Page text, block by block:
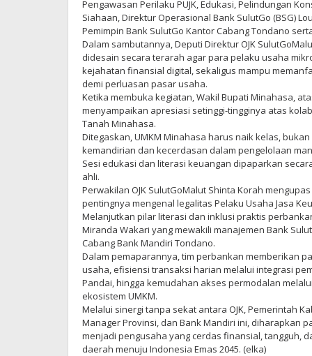
Pengawasan Perilaku PUJK, Edukasi, Pelindungan
Siahaan, Direktur Operasional Bank SulutGo (BSG)
Pemimpin Bank SulutGo Kantor Cabang Tondano
Dalam sambutannya, Deputi Direktur OJK
didesain secara terarah agar para pelaku usaha
kejahatan finansial digital, sekaligus mampu
demi perluasan pasar usaha.
Ketika membuka kegiatan, Wakil Bupati Minahasa,
menyampaikan apresiasi setinggi-tingginya atas
Tanah Minahasa.
Ditegaskan, UMKM Minahasa harus naik kelas,
kemandirian dan kecerdasan dalam pengelolaan
Sesi edukasi dan literasi keuangan dipaparkan
ahli.
Perwakilan OJK SulutGoMalut Shinta Korah
pentingnya mengenal legalitas Pelaku Usaha Jasa
Melanjutkan pilar literasi dan inklusi praktis
Miranda Wakari yang mewakili manajemen Bank
Cabang Bank Mandiri Tondano.
Dalam pemaparannya, tim perbankan memberikan
usaha, efisiensi transaksi harian melalui integrasi
Pandai, hingga kemudahan akses permodalan
ekosistem UMKM.
Melalui sinergi tanpa sekat antara OJK, Pemerintah
Manager Provinsi, dan Bank Mandiri ini, diharapkan
menjadi pengusaha yang cerdas finansial, tangguh,
daerah menuju Indonesia Emas 2045. (elka)